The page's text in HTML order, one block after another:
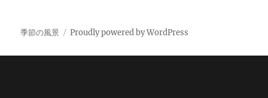
季節の風景 Proudly powered by WordPress